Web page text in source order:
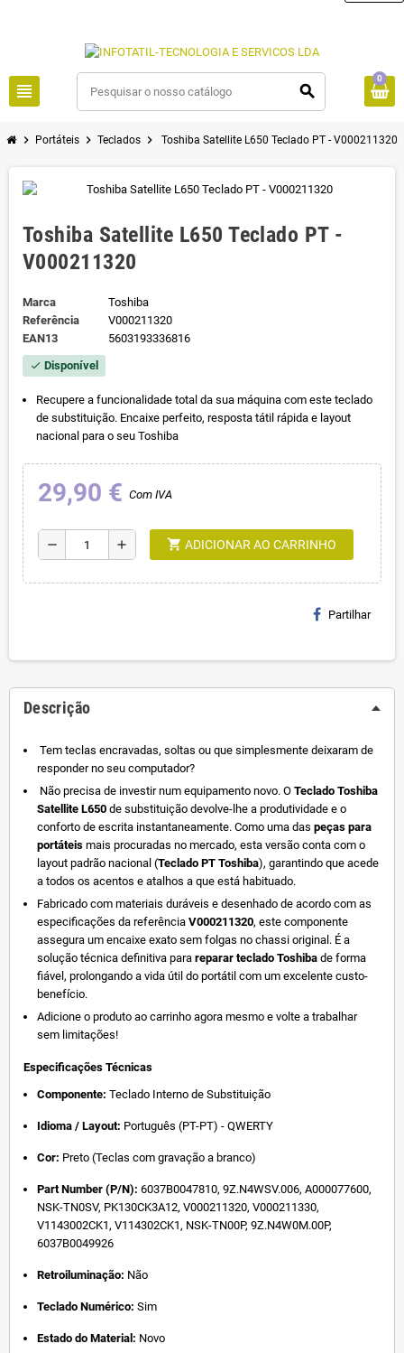
view_headline search
0
chevron_right Portáteis chevron_right Teclados chevron_right Toshiba Satellite L650 Teclado PT - V000211320
Toshiba Satellite L650 Teclado PT -
V000211320
Marca
Toshiba
Referência
V000211320
EAN13
5603193336816
check Disponível
Recupere a funcionalidade total da sua máquina com este teclado
de substituição. Encaixe perfeito, resposta tátil rápida e layout
nacional para o seu Toshiba
29,90 € Com IVA
remove add shopping_cart ADICIONAR AO CARRINHO
Partilhar
Descrição
Tem teclas encravadas, soltas ou que simplesmente deixaram de
responder no seu computador?
Não precisa de investir num equipamento novo. O Teclado Toshiba
Satellite L650 de substituição devolve-lhe a produtividade e o
conforto de escrita instantaneamente. Como uma das peças para
portáteis mais procuradas no mercado, esta versão conta com o
layout padrão nacional (Teclado PT Toshiba), garantindo que acede
a todos os acentos e atalhos a que está habituado.
Fabricado com materiais duráveis e desenhado de acordo com as
especificações da referência V000211320, este componente
assegura um encaixe exato sem folgas no chassi original. É a
solução técnica definitiva para reparar teclado Toshiba de forma
fiável, prolongando a vida útil do portátil com um excelente custo-
benefício.
Adicione o produto ao carrinho agora mesmo e volte a trabalhar
sem limitações!
Especificações Técnicas
Componente: Teclado Interno de Substituição
Idioma / Layout: Português (PT-PT) - QWERTY
Cor: Preto (Teclas com gravação a branco)
Part Number (P/N): 6037B0047810, 9Z.N4WSV.006, A000077600,
NSK-TN0SV, PK130CK3A12, V000211320, V000211330,
V1143002CK1, V114302CK1, NSK-TN00P, 9Z.N4W0M.00P,
6037B0049926
Retroiluminação: Não
Teclado Numérico: Sim
Estado do Material: Novo